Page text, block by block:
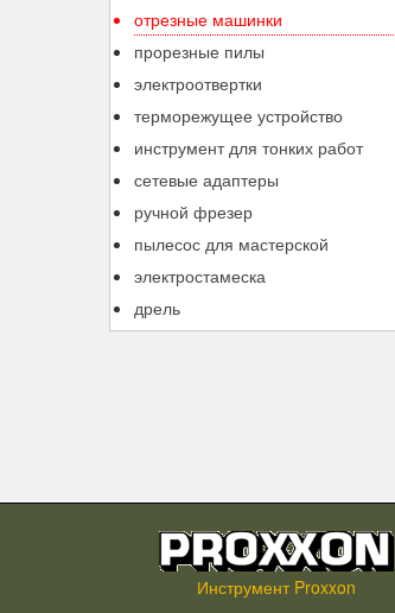
отрезные машинки
прорезные пилы
электроотвертки
терморежущее устройство
инструмент для тонких работ
сетевые адаптеры
ручной фрезер
пылесос для мастерской
электростамеска
дрель
Инструмент Proxxon